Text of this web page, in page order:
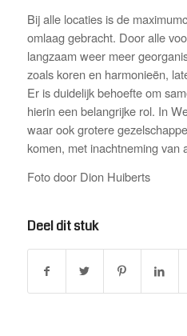
Bij alle locaties is de
omlaag gebracht. Door alle
langzaam weer meer
zoals koren en harmonieën,
Er is duidelijk behoefte om
hierin een belangrijke rol. In
waar ook grotere
komen, met inachtneming van
Foto door Dion Huiberts
Deel dit stuk